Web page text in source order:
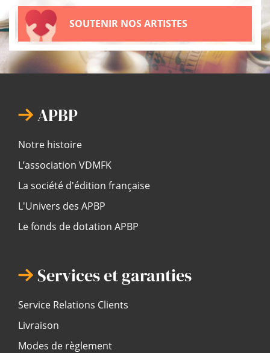
SOUTENIR NOS ARTISTES
APBP
Notre histoire
L’association VDMFK
La société d'édition française
L'Univers des APBP
Le fonds de dotation APBP
Services et garanties
Service Relations Clients
Livraison
Modes de règlement